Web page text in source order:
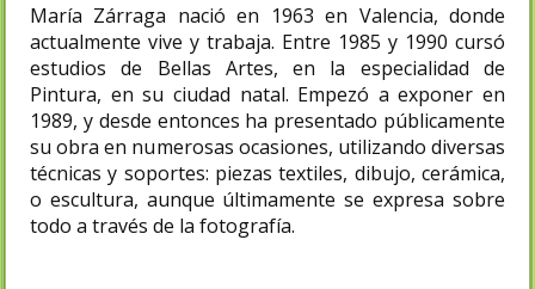
María Zárraga nació en 1963 en Valencia, donde
actualmente vive y trabaja. Entre 1985 y 1990 cursó
estudios de Bellas Artes, en la especialidad de
Pintura, en su ciudad natal. Empezó a exponer en
1989, y desde entonces ha presentado públicamente
su obra en numerosas ocasiones, utilizando diversas
técnicas y soportes: piezas textiles, dibujo, cerámica,
o escultura, aunque últimamente se expresa sobre
todo a través de la fotografía.